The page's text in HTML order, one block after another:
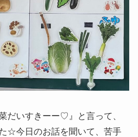
だいすきーー♡』と言って、
☆今日のお話を聞いて、苦手